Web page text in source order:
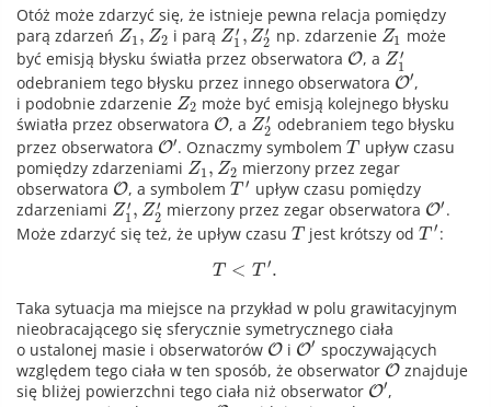
Otóż może zdarzyć się, że istnieje pewna relacja pomiędzy
parą zdarzeń Z1 , Z2 i parą Z ′
1 , Z′
2 np. zdarzenie Z1
może
być emisją błysku światła przez obserwatora O, a Z ′
1
odebraniem tego błysku przez innego obserwatora O′,
i podobnie zdarzenie Z2 może być emisją kolejnego błysku
światła przez obserwatora O, a Z′
2 odebraniem tego błysku
przez obserwatora O′. Oznaczmy symbolemT upływ czasu
pomiędzy zdarzeniami Z1 , Z2 mierzony przez zegar
obserwatora O, a symbolemT ′ upływ czasu pomiędzy
zdarzeniami Z ′
1 , Z′
2 mierzony przez zegar obserwatora O′ .
Może zdarzyć się też, że upływ czasu T jest krótszy odT ′ :
T < T ′.
Taka sytuacja ma miejsce na przykład w polu grawitacyjnym
nieobracającego się sferycznie symetrycznego ciała
o ustalonej masie i obserwatorów O i O′ spoczywających
względem tego ciała w ten sposób, że obserwator O znajduje
się bliżej powierzchni tego ciała niż obserwator O′,